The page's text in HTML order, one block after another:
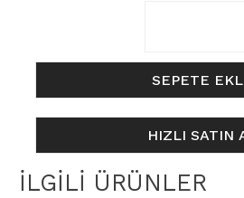
Maskot
Model
Halka
İşçilikli
Tesbih
SEPETE
HIZLI SATIN
İLGILI ÜRÜNLER